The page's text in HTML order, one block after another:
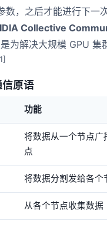
数，之后才能进行下一次
Collective
为解决大规模 GPU 集
原语
功能
将数据从一个节点广
点
将数据分割发给各个
从各个节点收集数据